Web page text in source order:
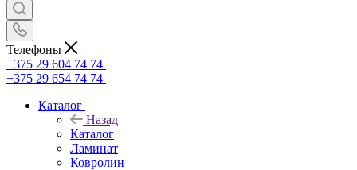
Телефоны
+375 29 604 74 74
+375 29 654 74 74
Каталог
Назад
Каталог
Ламинат
Ковролин